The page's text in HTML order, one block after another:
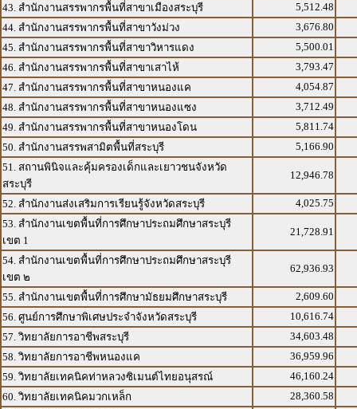
43. สำนักงานสรรพากรพื้นที่สาขาเมืองสระบุรี
5,512.48
44. สำนักงานสรรพากรพื้นที่สาขาวังม่วง
3,676.80
45. สำนักงานสรรพากรพื้นที่สาขาวิหารแดง
5,500.01
46. สำนักงานสรรพากรพื้นที่สาขาเสาไห้
3,793.47
47. สำนักงานสรรพากรพื้นที่สาขาหนองแค
4,054.87
48. สำนักงานสรรพากรพื้นที่สาขาหนองแซง
3,712.49
49. สำนักงานสรรพากรพื้นที่สาขาหนองโดน
5,811.74
50. สำนักงานสรรพสามิตพื้นที่สระบุรี
5,166.90
51. สถานพินิจและคุ้มครองเด็กและเยาวชนจังหวัด
สระบุรี
12,946.78
52. สำนักงานส่งเสริมการเรียนรู้จังหวัดสระบุรี
4,025.75
53. สำนักงานเขตพื้นที่การศึกษาประถมศึกษาสระบุรี
เขต 1
21,728.91
54. สำนักงานเขตพื้นที่การศึกษาประถมศึกษาสระบุรี
เขต ๒
62,936.93
55. สำนักงานเขตพื้นที่การศึกษามัธยมศึกษาสระบุรี
2,609.60
56. ศูนย์การศึกษาพิเศษประจำจังหวัดสระบุรี
10,616.74
57. วิทยาลัยการอาชีพสระบุรี
34,603.48
58. วิทยาลัยการอาชีพหนองแค
36,959.96
59. วิทยาลัยเทคนิคท่าหลวงซิเมนต์ไทยอนุสรณ์
46,160.24
60. วิทยาลัยเทคนิคมวกเหล็ก
28,360.58